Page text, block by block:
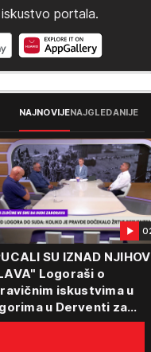
portala.
NAJNOVIJENAJGLEDANIJE
SU IZNAD
Logoraši o
iskustvima u
u Derventi za
"Puls Srbije
je počela velika